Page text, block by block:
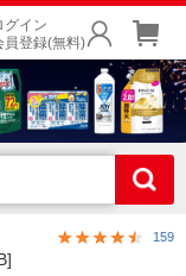
グイン
員登録(無料)
159